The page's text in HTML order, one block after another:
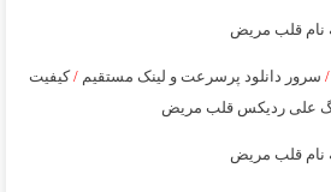
/سرور دانلود پرسرعت و لینک مستقیم /کیفیت
علی ردیکس قلب مریض